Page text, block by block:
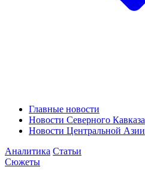
Главные новости
Новости Северного Кавказа
Новости Центральной Азии
Аналитика Статьи
Сюжеты